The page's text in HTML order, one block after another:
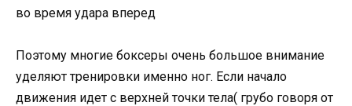
во время удара вперед
Поэтому многие боксеры очень большое внимание
уделяют тренировки именно ног. Если начало
движения идет с верхней точки тела( грубо говоря от